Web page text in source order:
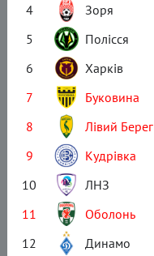
4
Зоря
5
Полісся
6
Харків
7
Буковина
8
Лівий Берег
9
Кудрівка
10
ЛНЗ
11
Оболонь
12
Динамо